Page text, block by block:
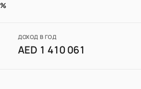
ДОХОД В ГОД
AED 1 410 061